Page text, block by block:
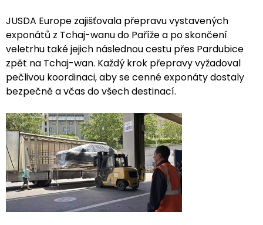
JUSDA Europe zajišťovala přepravu vystavených
exponátů z Tchaj-wanu do Paříže a po skončení
veletrhu také jejich následnou cestu přes Pardubice
zpět na Tchaj-wan. Každý krok přepravy vyžadoval
pečlivou koordinaci, aby se cenné exponáty dostaly
bezpečně a včas do všech destinací.